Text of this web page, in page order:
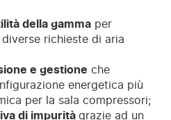
della gamma per
richieste di aria
e gestione che
energetica più
per la sala compressori;
di impurità grazie ad un